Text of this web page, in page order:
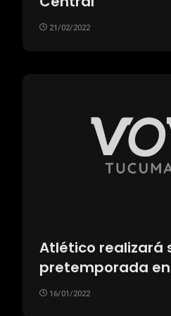
21/02/2022
Atlético realizará
pretemporada en
16/01/2022